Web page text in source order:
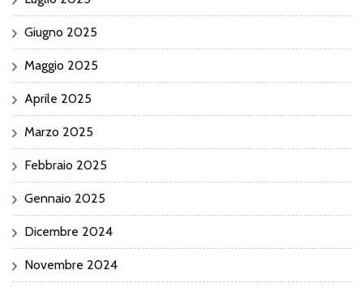
Giugno 2025
Maggio 2025
Aprile 2025
Marzo 2025
Febbraio 2025
Gennaio 2025
Dicembre 2024
Novembre 2024